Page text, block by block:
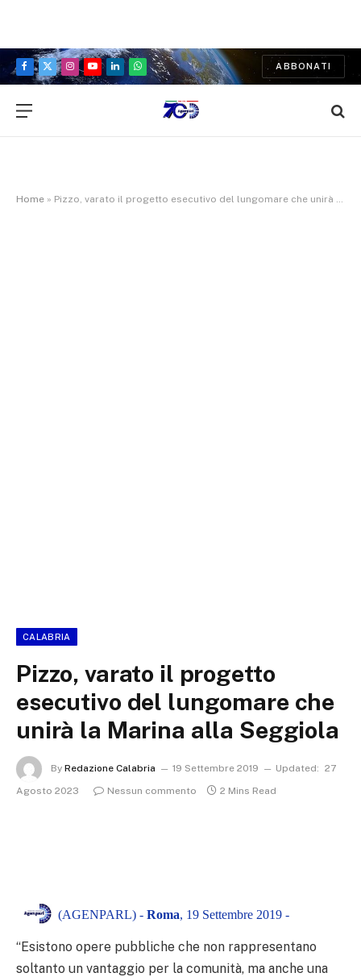
Facebook
X
Instagram
YouTubeLinkedInWhatsApp
ABBONATI
Home » Pizzo, varato il progetto esecutivo del lungomare che unirà la Marina alla Seggiola
CALABRIA
Pizzo, varato il progetto
esecutivo del lungomare che
unirà la Marina alla Seggiola
By Redazione Calabria 19 Settembre 2019 Updated: 27
Agosto 2023
Nessun commento 2 Mins Read
(AGENPARL) - Roma, 19 Settembre 2019 -
“Esistono opere pubbliche che non rappresentano
soltanto un vantaggio per la comunità, ma anche una